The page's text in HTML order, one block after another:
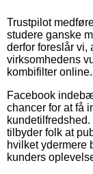
Trustpilot
studere ganske
derfor foreslår vi,
virksomhedens
kombifilter online.
Facebook
chancer for at få
tilbyder folk at
hvilket ydermere
kunders